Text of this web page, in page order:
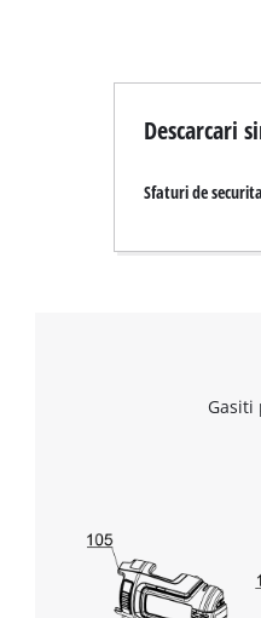
Descarcari
Sfaturi de
Gasiti